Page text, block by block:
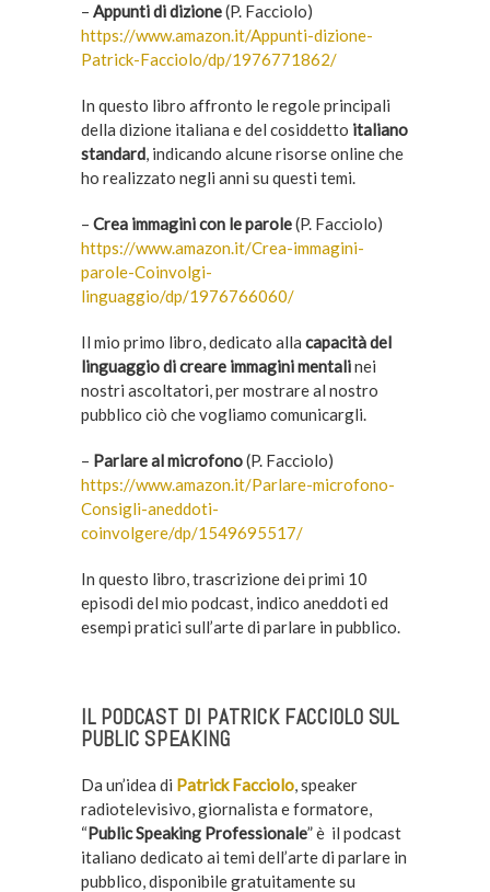
– Appunti di dizione(P. Facciolo)
https://www.amazon.it/Appunti-dizione-
Patrick-Facciolo/dp/1976771862/
In questo libro affronto le regole principali
della dizione italiana e del cosiddetto italiano
standard, indicando alcune risorse online che
ho realizzato negli anni su questi temi.
– Crea immagini con le parole(P. Facciolo)
https://www.amazon.it/Crea-immagini-
parole-Coinvolgi-
linguaggio/dp/1976766060/
Il mio primo libro, dedicato alla capacità del
linguaggio di creare immagini mentalinei
nostri ascoltatori, per mostrare al nostro
pubblico ciò che vogliamo comunicargli.
– Parlare al microfono(P. Facciolo)
https://www.amazon.it/Parlare-microfono-
Consigli-aneddoti-
coinvolgere/dp/1549695517/
In questo libro, trascrizione dei primi 10
episodi del mio podcast, indico aneddoti ed
esempi pratici sull’arte di parlare in pubblico.
IL PODCAST DI PATRICK FACCIOLO SUL
PUBLIC SPEAKING
Da un’idea di Patrick Facciolo, speaker
radiotelevisivo, giornalista e formatore,
“Public Speaking Professionale” è il podcast
italiano dedicato ai temi dell’arte di parlare in
pubblico, disponibile gratuitamente su